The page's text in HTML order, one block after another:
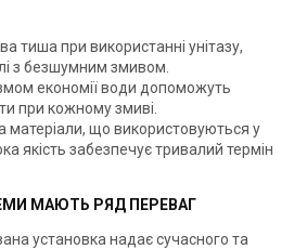
тиша при використанні унітазу,
з безшумним змивом.
економії води допоможуть
при кожному змиві.
матеріали, що використовуються у
якість забезпечує тривалий термін
МАЮТЬ РЯД ПЕРЕВАГ
установка надає сучасного та